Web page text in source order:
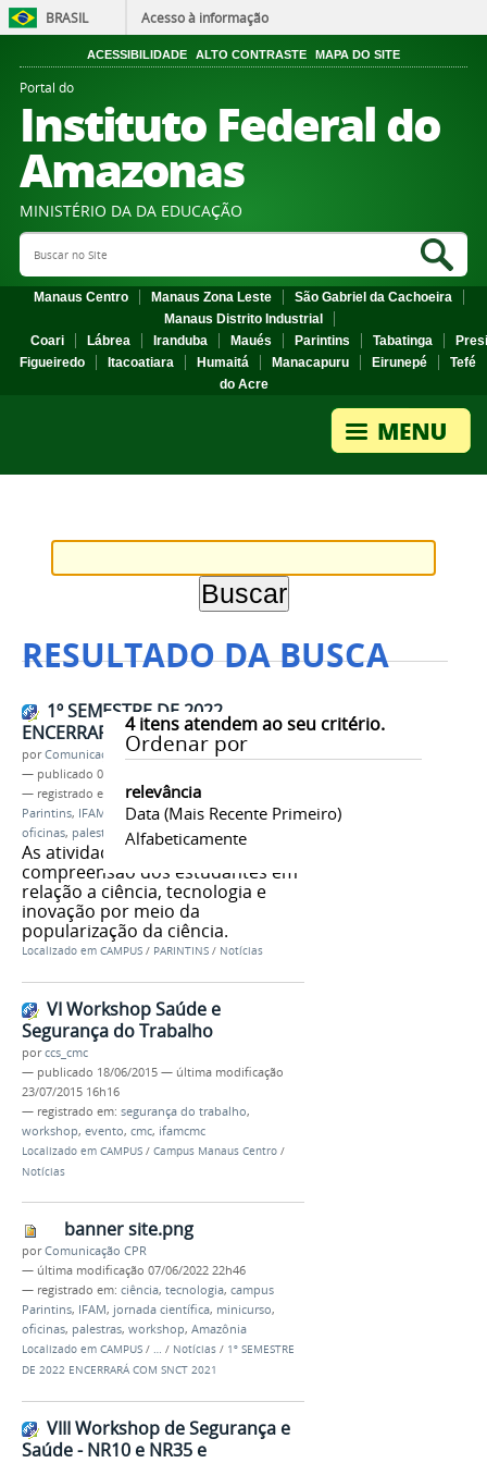
BRASIL Acesso à informação
ACESSIBILIDADE ALTO CONTRASTE MAPA DO SITE
Portal do
Instituto Federal do
Amazonas
MINISTÉRIO DA DA EDUCAÇÃO
Search Site
Manaus Centro Manaus Zona Leste
São Gabriel da Cachoeira
Manaus Distrito Industrial
Coari
Lábrea Iranduba Maués Parintins Tabatinga
Figueiredo
Itacoatiara Humaitá Manacapuru Eirunepé
Tefé
do Acre
RESULTADO DA BUSCA
4itens atendem ao seu critério.
Ordenar por
relevância
Data (mais Recente Primeiro)
Alfabeticamente
1º SEMESTRE DE 2022
ENCERRARÁ COM SNCT 2021
porComunicação CPR
— publicado 07/06/2022
— registrado em:
ciência,tecnologia
Parintins, IFAM jornada científica ,minicurso ,
oficinas, palestras workshop Amazônia
As atividades visam ampliar a
compreensão dos estudantes em
relação a ciência, tecnologia e
inovação por meio da
popularização da ciência.
Localizado em CAMPUS / PARINTINS / Notícias
VI Workshop Saúde e
Segurança do Trabalho
porccs_cmc
— publicado 18/06/2015 — última modificação
23/07/2015 16h16
— registrado em: segurança do trabalho,
workshop, evento, cmc, ifamcmc
Localizado em CAMPUS / Campus Manaus Centro /
Notícias
banner site.png
porComunicação CPR
— última modificação 07/06/2022 22h46
— registrado em: ciência, tecnologia, campus
Parintins, IFAM, jornada científica, minicurso,
oficinas, palestras, workshop, Amazônia
Localizado em CAMPUS / … / Notícias / 1º SEMESTRE
DE 2022 ENCERRARÁ COM SNCT 2021
VIII Workshop de Segurança e
Saúde - NR10 e NR35 e